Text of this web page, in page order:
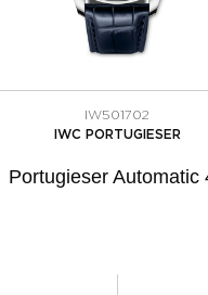
IW501702
IWC PORTUGIESER
Portugieser Automatic